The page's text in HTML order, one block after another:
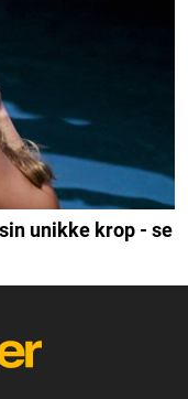
unikke krop - se